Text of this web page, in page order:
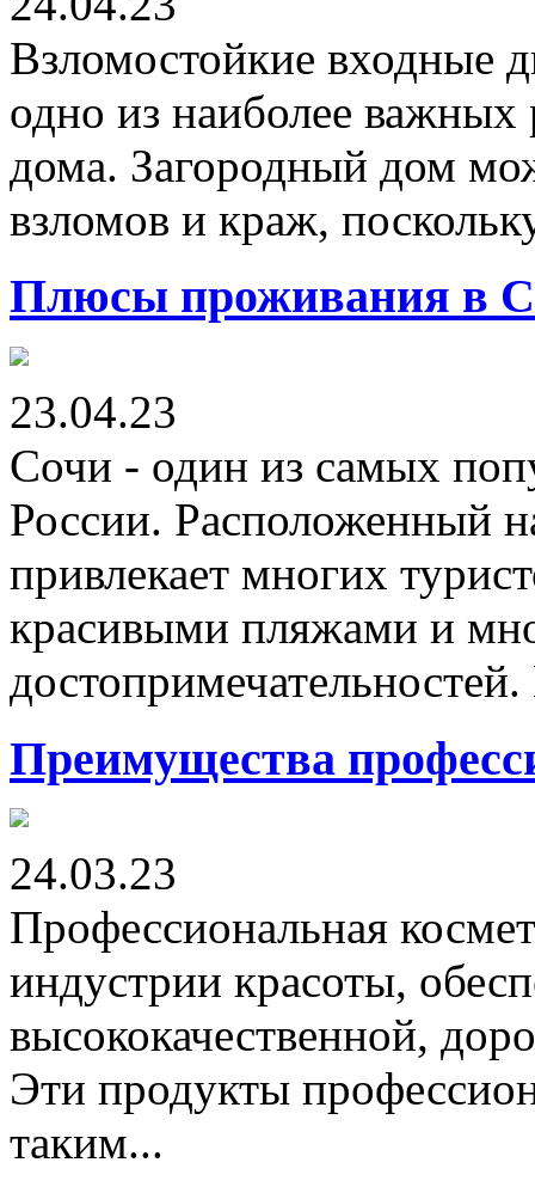
Взломостойкие входные
одно из наиболее важных
дома. Загородный дом
взломов и краж,
Плюсы проживания в
23.04.23
Сочи - один из самых
России. Расположенный
привлекает многих
красивыми пляжами и
Преимущества
24.03.23
Профессиональная
индустрии красоты,
высококачественной,
Эти продукты
таким...